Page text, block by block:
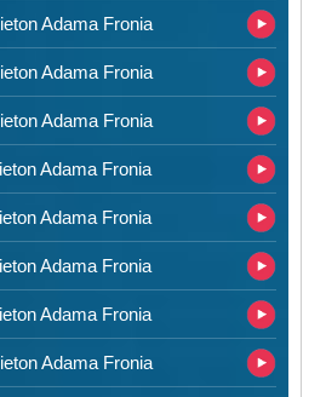
Adama Fronia
Adama Fronia
Adama Fronia
Adama Fronia
Adama Fronia
Adama Fronia
Adama Fronia
Adama Fronia